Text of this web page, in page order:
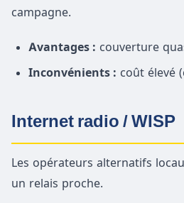
campagne.
Avantages : couverture
Inconvénients : coût élevé
Internet radio / WISP
Les opérateurs alternatifs
un relais proche.